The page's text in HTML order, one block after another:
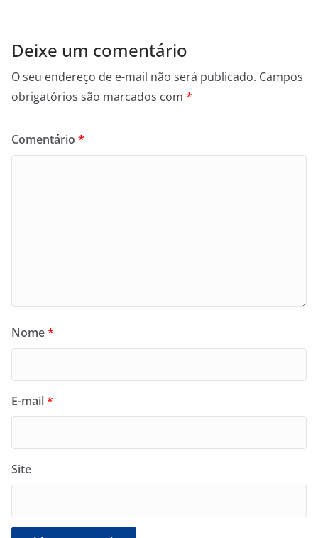
Deixe um comentário
O seu endereço de e-mail não será publicado. Campos
obrigatórios são marcados com *
Comentário *
Nome*
E-mail*
Site